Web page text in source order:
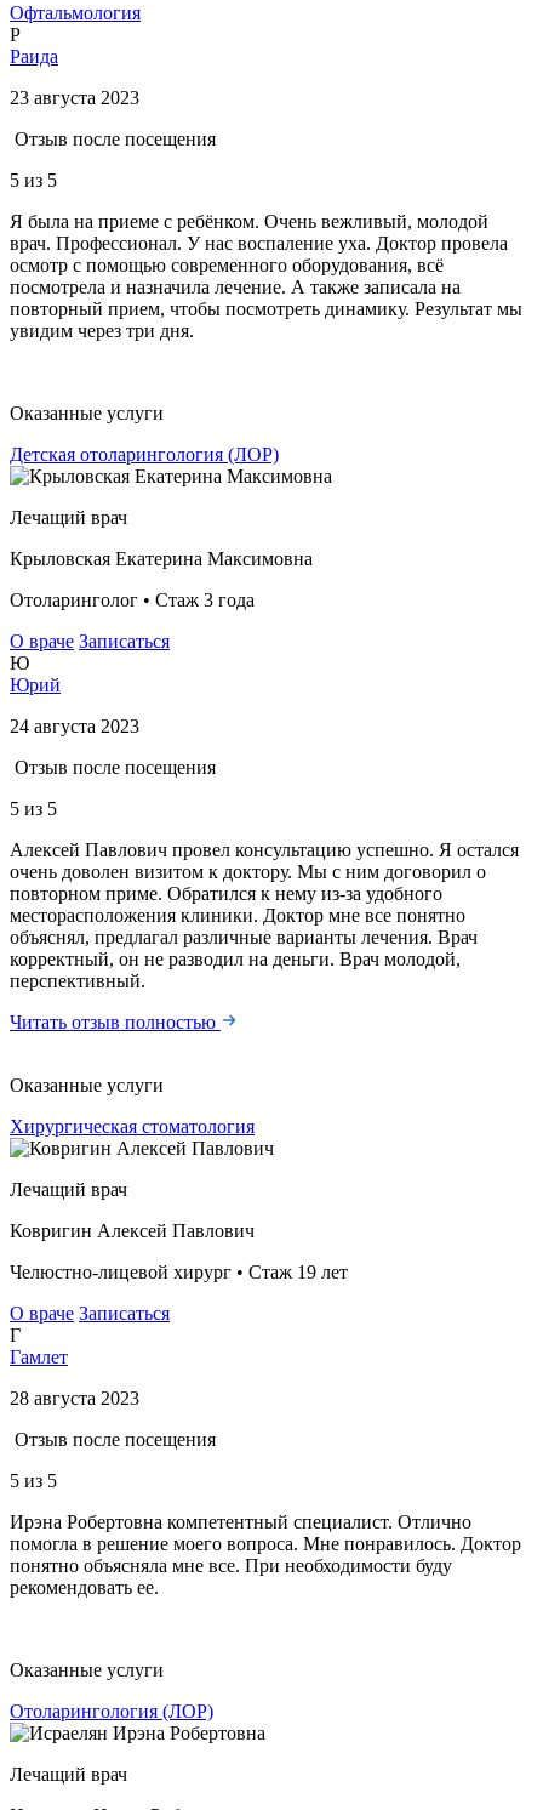
Офтальмология
Р
Раида
23 августа 2023
Отзыв после посещения
5 из 5
Я была на приеме с ребёнком. Очень вежливый, молодой
врач. Профессионал. У нас воспаление уха. Доктор провела
осмотр с помощью современного оборудования, всё
посмотрела и назначила лечение. А также записала на
повторный прием, чтобы посмотреть динамику. Результат мы
увидим через три дня.
Оказанные услуги
Детская отоларингология (ЛОР)
Лечащий врач
Крыловская Екатерина Максимовна
Отоларинголог • Стаж 3 года
О враче Записаться
Ю
Юрий
24 августа 2023
Отзыв после посещения
5 из 5
Алексей Павлович провел консультацию успешно. Я остался
очень доволен визитом к доктору. Мы с ним договорил о
повторном приме. Обратился к нему из-за удобного
месторасположения клиники. Доктор мне все понятно
объяснял, предлагал различные варианты лечения. Врач
корректный, он не разводил на деньги. Врач молодой,
перспективный.
Читать отзыв полностью
Оказанные услуги
Хирургическая стоматология
Лечащий врач
Ковригин Алексей Павлович
Челюстно-лицевой хирург • Стаж 19 лет
О враче Записаться
Г
Гамлет
28 августа 2023
Отзыв после посещения
5 из 5
Ирэна Робертовна компетентный специалист. Отлично
помогла в решение моего вопроса. Мне понравилось. Доктор
понятно объясняла мне все. При необходимости буду
рекомендовать ее.
Оказанные услуги
Отоларингология (ЛОР)
Лечащий врач